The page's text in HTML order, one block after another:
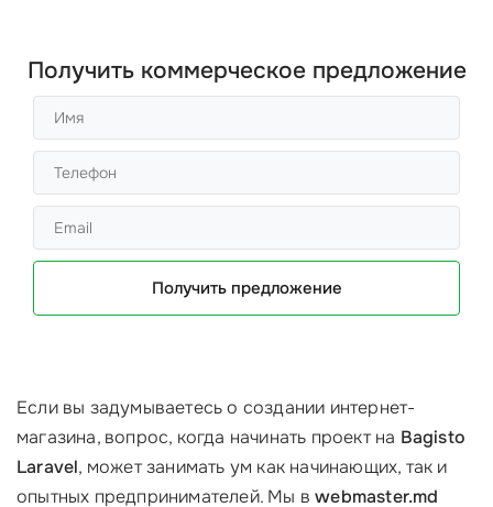
Получить коммерческое предложение
Получить предложение
Если вы задумываетесь о создании интернет-
магазина, вопрос, когда начинать проект на Bagisto
Laravel, может занимать ум как начинающих, так и
опытных предпринимателей. Мы вwebmaster.md